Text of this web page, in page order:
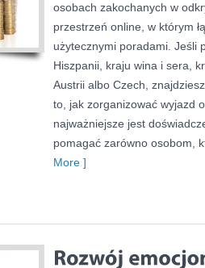
osobach zakochanych w
przestrzeń online, w którym
użytecznymi poradami. Jeśli
Hiszpanii, kraju wina i sera,
Austrii albo Czech,
to, jak zorganizować wyjazd
najważniejsze jest
pomagać zarówno osobom,
More ]